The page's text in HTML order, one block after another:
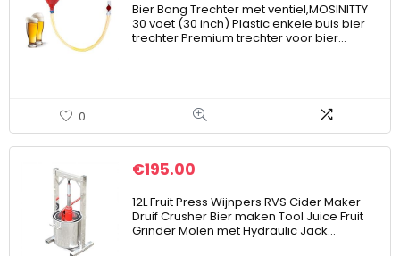
Bier Bong Trechter met ventiel,MOSINITTY
30 voet (30 inch) Plastic enkele buis bier
trechter Premium trechter voor bier…
0
€195.00
12L Fruit Press Wijnpers RVS Cider Maker
Druif Crusher Bier maken Tool Juice Fruit
Grinder Molen met Hydraulic Jack…